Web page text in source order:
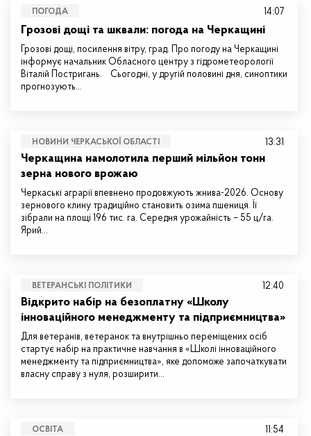
ПОГОДА
Грозові дощі та шквали: погода на Черкащині
Грозові дощі, посилення вітру, град. Про погоду на Черкащині
інформує начальник Обласного центру з гідрометеорології
Віталій Постригань. Сьогодні, у другій половині дня, синоптики
прогнозують…
14:07
НОВИНИ ЧЕРКАСЬКОЇ ОБЛАСТІ
Черкащина намолотила перший мільйон тонн
зерна нового врожаю
Черкаські аграрії впевнено продовжують жнива-2026. Основу
зернового клину традиційно становить озима пшениця. Її
зібрали на площі 196 тис. га. Середня урожайність – 55 ц/га.
Ярий…
13:31
ВЕТЕРАНСЬКІ ПОЛІТИКИ
Відкрито набір на безоплатну «Школу
інноваційного менеджменту та підприємництва»
Для ветеранів, ветеранок та внутрішньо переміщених осіб
стартує набір на практичне навчання в «Школі інноваційного
менеджменту та підприємництва», яке допоможе започаткувати
власну справу з нуля, розширити…
12:40
ОСВІТА 11:54